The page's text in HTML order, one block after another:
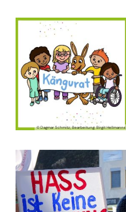
© Dagmar Schmitz; Bearbeitung: Birgit Hellmanns